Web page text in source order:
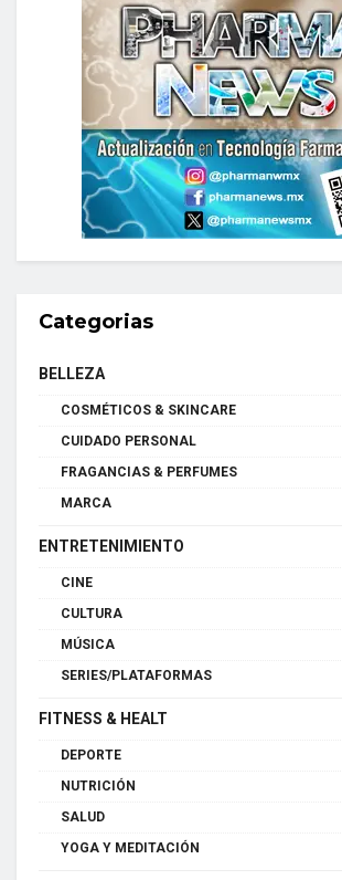
Categorias
BELLEZA
COSMÉTICOS & SKINCARE
CUIDADO PERSONAL
FRAGANCIAS & PERFUMES
MARCA
ENTRETENIMIENTO
CINE
CULTURA
MÚSICA
SERIES/PLATAFORMAS
FITNESS & HEALT
DEPORTE
NUTRICIÓN
SALUD
YOGA Y MEDITACIÓN